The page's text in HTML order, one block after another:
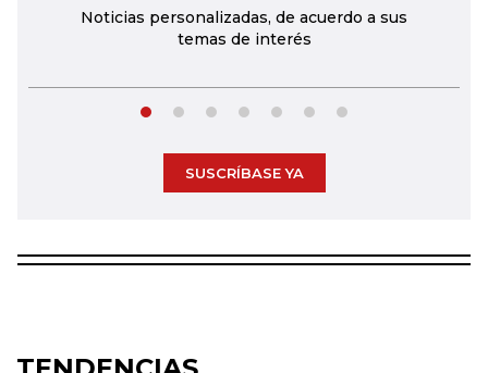
Noticias personalizadas, de acuerdo a sus
temas de interés
SUSCRÍBASE YA